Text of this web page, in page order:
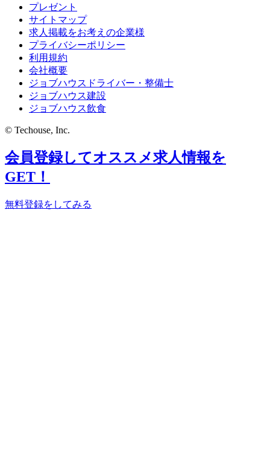
プレゼント
サイトマップ
求人掲載をお考えの企業様
プライバシーポリシー
利用規約
会社概要
ジョブハウスドライバー・整備士
ジョブハウス建設
ジョブハウス飲食
© Techouse, Inc.
会員登録してオススメ求人情報を
GET！
無料登録をしてみる